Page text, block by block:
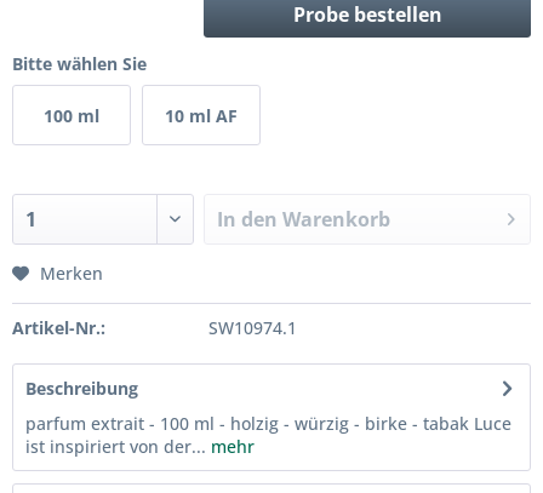
Probe bestellen
Bitte wählen Sie
100 ml 10 ml AF
In den Warenkorb
Merken
Artikel-Nr.: SW10974.1
Beschreibung
parfum extrait - 100 ml - holzig - würzig - birke - tabak Luce
ist inspiriert von der... mehr